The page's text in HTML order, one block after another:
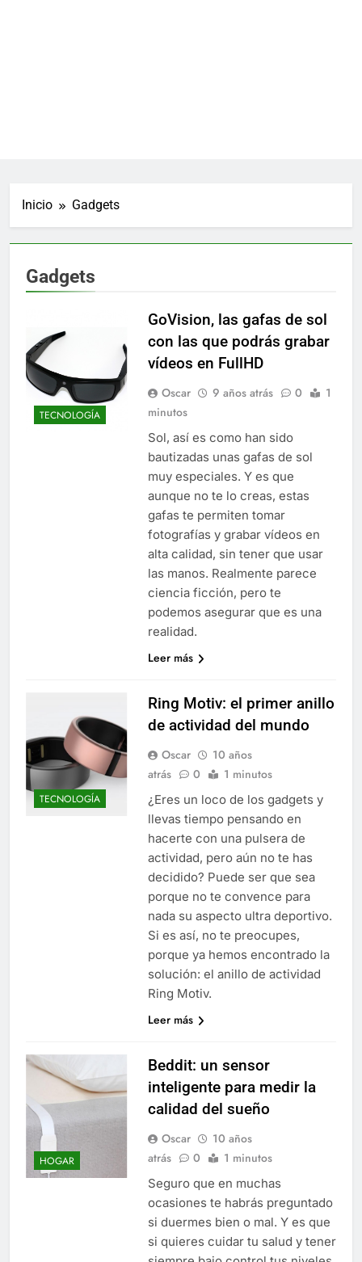
Inicio Gadgets
Gadgets
TECNOLOGÍA
GoVision, las gafas de sol
con las que podrás grabar
vídeos en FullHD
Oscar 9 años atrás 0
1
minutos
Sol, así es como han sido
bautizadas unas gafas de sol
muy especiales. Y es que
aunque no te lo creas, estas
gafas te permiten tomar
fotografías y grabar vídeos en
alta calidad, sin tener que usar
las manos. Realmente parece
ciencia ficción, pero te
podemos asegurar que es una
realidad.
Leer más
TECNOLOGÍA
Ring Motiv: el primer anillo
de actividad del mundo
Oscar
10 años
atrás
0 1 minutos
¿Eres un loco de los gadgets y
llevas tiempo pensando en
hacerte con una pulsera de
actividad, pero aún no te has
decidido? Puede ser que sea
porque no te convence para
nada su aspecto ultra deportivo.
Si es así, no te preocupes,
porque ya hemos encontrado la
solución: el anillo de actividad
Ring Motiv.
Leer más
HOGAR
Beddit: un sensor
inteligente para medir la
calidad del sueño
Oscar
10 años
atrás
0 1 minutos
Seguro que en muchas
ocasiones te habrás preguntado
si duermes bien o mal. Y es que
si quieres cuidar tu salud y tener